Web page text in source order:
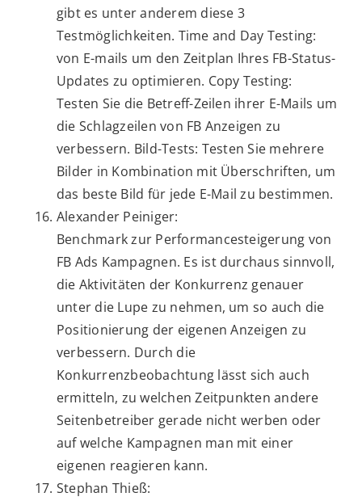
gibt es unter anderem diese 3
Testmöglichkeiten. Time and Day Testing:
von E-mails um den Zeitplan Ihres FB-Status-
Updates zu optimieren. Copy Testing:
Testen Sie die Betreff-Zeilen ihrer E-Mails um
die Schlagzeilen von FB Anzeigen zu
verbessern. Bild-Tests: Testen Sie mehrere
Bilder in Kombination mit Überschriften, um
das beste Bild für jede E-Mail zu bestimmen.
Alexander Peiniger:
Benchmark zur Performancesteigerung von
FB Ads Kampagnen. Es ist durchaus sinnvoll,
die Aktivitäten der Konkurrenz genauer
unter die Lupe zu nehmen, um so auch die
Positionierung der eigenen Anzeigen zu
verbessern. Durch die
Konkurrenzbeobachtung lässt sich auch
ermitteln, zu welchen Zeitpunkten andere
Seitenbetreiber gerade nicht werben oder
auf welche Kampagnen man mit einer
eigenen reagieren kann.
Stephan Thieß: